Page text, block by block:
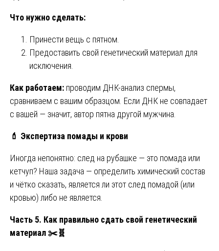
Что нужно сделать:
Принести вещь с пятном.
Предоставить свой генетический материал для
исключения.
Как работаем: проводим ДНК-анализ спермы,
сравниваем с вашим образцом. Если ДНК не совпадает
с вашей — значит, автор пятна другой мужчина.
💄 Экспертиза помады и крови
Иногда непонятно: след на рубашке — это помада или
кетчуп? Наша задача — определить химический состав
и чётко сказать, является ли этот след помадой (или
кровью) либо не является.
Часть 5. Как правильно сдать свой генетический
материал ✂️🧬